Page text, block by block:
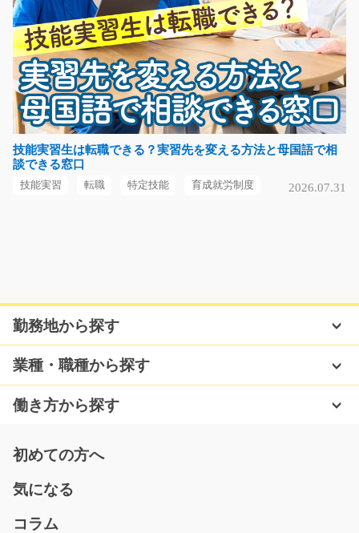
気になる
工場内での食品の盛り付けと検査のお仕事/y03_00
884
急募
好きな時間・好きな曜日でお仕事出来ます♪工場内で食品
の盛り付けや検査の…
長期（3ヶ月以上）
洋服と雑貨のタグ付け作業/t03_00104
【未経験の方も大歓迎☆】冷暖房完備の施設で洋服や雑
貨の接客販売♪大人気…
長期（3ヶ月以上）
熊本県熊本市南区
技能実習生は転職できる？実習先を変える方法と母国語で相
談できる窓口
技能実習 転職 特定技能 育成就労制度 2026.07.31
勤務地から探す
業種・職種から探す
働き方から探す
初めての方へ
気になる
コラム